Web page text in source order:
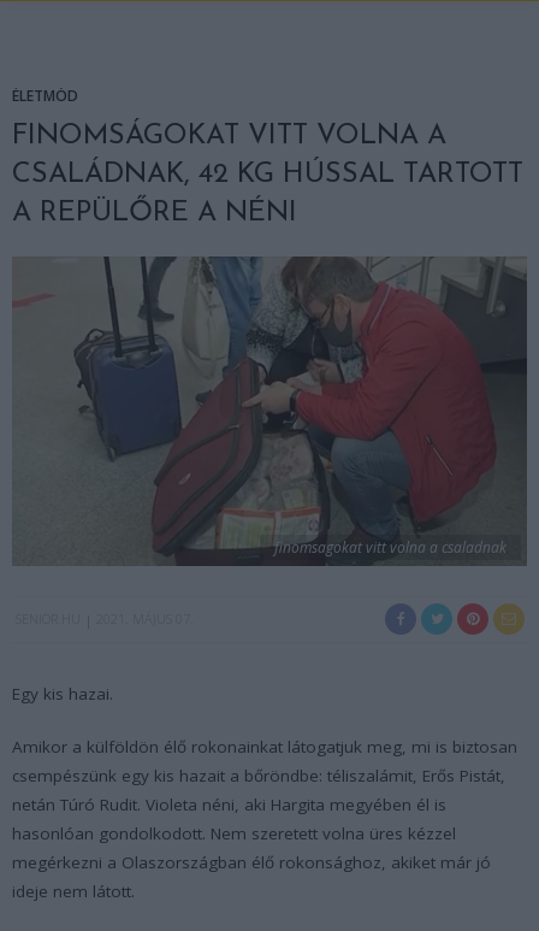
ÉLETMÓD
FINOMSÁGOKAT VITT VOLNA A
CSALÁDNAK, 42 KG HÚSSAL TARTOTT
A REPÜLŐRE A NÉNI
finomsagokat vitt volna a csaladnak
Egy kis hazai.
Amikor a külföldön élő rokonainkat látogatjuk meg, mi is biztosan
csempészünk egy kis hazait a bőröndbe: téliszalámit, Erős Pistát,
netán Túró Rudit. Violeta néni, aki Hargita megyében él is
hasonlóan gondolkodott. Nem szeretett volna üres kézzel
megérkezni a Olaszországban élő rokonsághoz, akiket már jó
ideje nem látott.